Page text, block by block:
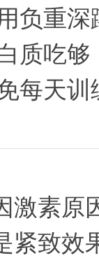
负重深
质吃够
每天训
激素原
紧致效